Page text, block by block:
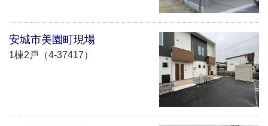
安城市美園町現場
1棟2戸（4-37417）